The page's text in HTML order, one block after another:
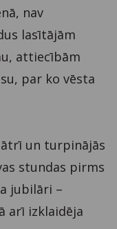
nav
lasītājām
attiecībām
par ko vēsta
un turpinājās
stundas pirms
jubilāri –
arī izklaidēja